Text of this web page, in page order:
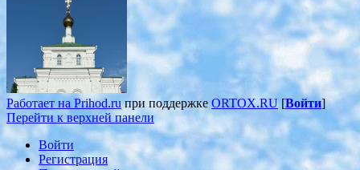
Работает на Prihod.ruпри поддержке ORTOX.RU[Войти]
Перейти к верхней панели
Войти
Регистрация